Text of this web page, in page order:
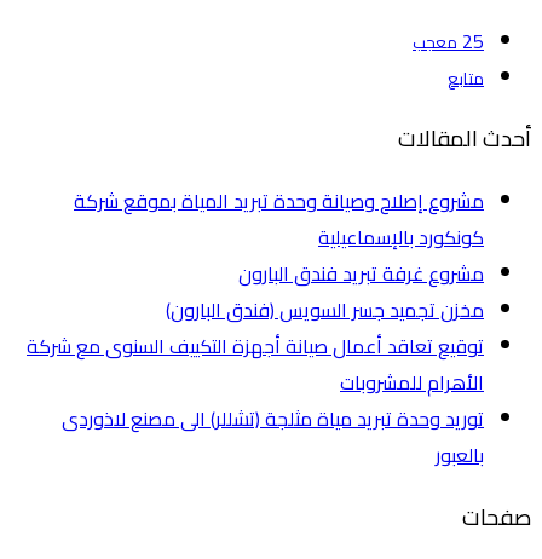
25معجب
متابع
أحدث المقالات
مشروع إصلاح وصيانة وحدة تبريد المياة بموقع شركة
كونكورد بالإسماعيلية
مشروع غرفة تبريد فندق البارون
مخزن تجميد جسر السويس (فندق البارون)
توقيع تعاقد أعمال صيانة أجهزة التكييف السنوى مع شركة
الأهرام للمشروبات
توريد وحدة تبريد مياة مثلجة (تشللر) الى مصنع لاذوردى
بالعبور
صفحات